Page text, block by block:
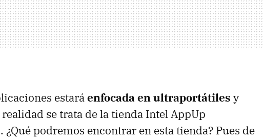
estaráenfocada en ultraportátiles y
se trata de la tienda Intel AppUp
podremos encontrar en esta tienda? Pues de